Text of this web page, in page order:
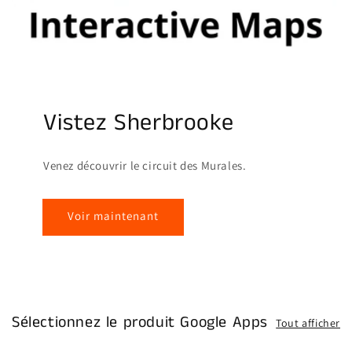
Vistez Sherbrooke
Venez découvrir le circuit des Murales.
Voir maintenant
Sélectionnez le produit Google Apps Tout afficher